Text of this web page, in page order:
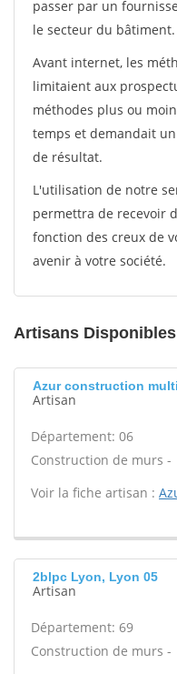
passer par un
le secteur du bâtiment.
Avant internet, les
limitaient aux
méthodes plus ou
temps et demandait
de résultat.
L'utilisation de notre
permettra de recevoir
fonction des creux de
avenir à votre société.
Artisans Disponibles
Azur construction
Artisan
Département: 06
Construction de murs -
Voir la fiche artisan :
2blpc Lyon, Lyon 05
Artisan
Département: 69
Construction de murs -